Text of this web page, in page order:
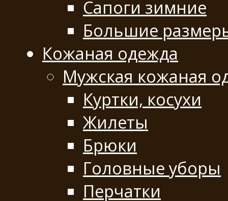
Сапоги зимние
Большие
Кожаная одежда
Мужская кожаная
Куртки, косухи
Жилеты
Брюки
Головные уборы
Перчатки